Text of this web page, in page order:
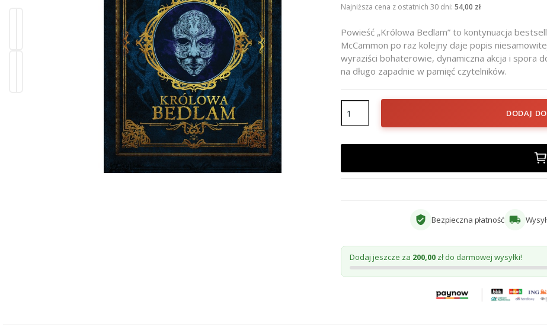
Najniższa cena z ostatnich 30 dni:54,00 zł
Powieść „Królowa Bedlam” to kontynuacja
McCammon po raz kolejny daje popis
wyraziści bohaterowie, dynamiczna akcja i spora
na długo zapadnie w pamięć czytelników.
DODAJ
verified_user Bezpieczna płatność local_shipping
Dodaj jeszcze za 200,00 zł do darmowej wysyłki!